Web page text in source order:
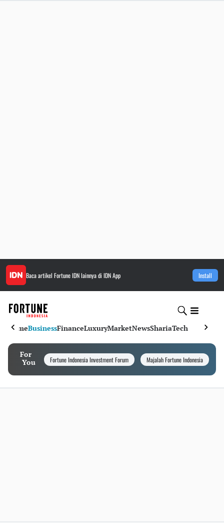
Baca artikel Fortune IDNlainnya di IDN App Install
HomeBusinessFinanceLuxuryMarketNewsShariaTech
For
You
Fortune Indonesia Investment Forum Majalah Fortune Indonesia